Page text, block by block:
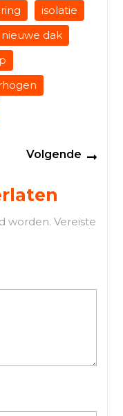
isolatie
nieuwe dak
Volgende
worden. Vereiste